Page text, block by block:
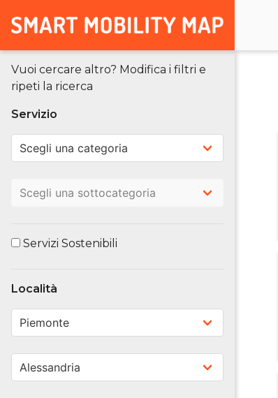
Vuoi cercare altro? Modifica i filtri e
ripeti la ricerca
Servizio
Servizi Sostenibili
Località